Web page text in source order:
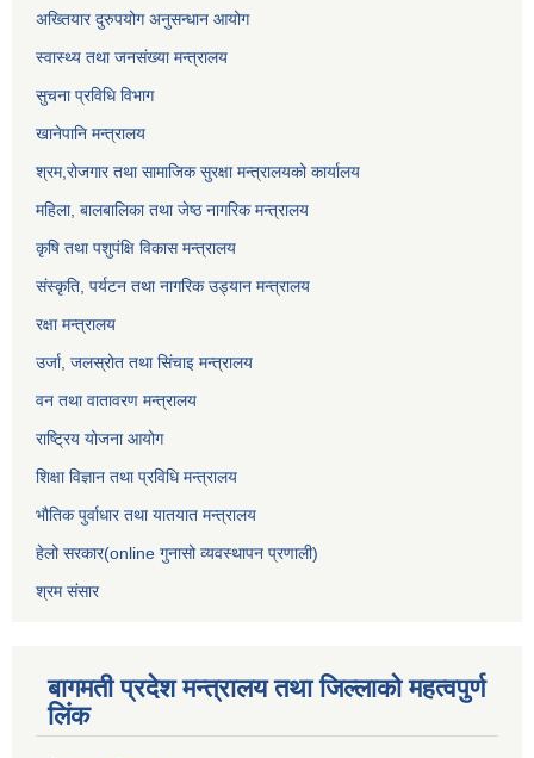
अख्तियार दुरुपयोग अनुसन्धान आयोग
स्वास्थ्य तथा जनसंख्या मन्त्रालय
सुचना प्रविधि विभाग
खानेपानि मन्त्रालय
श्रम,रोजगार तथा सामाजिक सुरक्षा मन्त्रालयको कार्यालय
महिला, बालबालिका तथा जेष्ठ नागरिक मन्त्रालय
कृषि तथा पशुपंक्षि विकास मन्त्रालय
संस्कृति, पर्यटन तथा नागरिक उड्‍यान मन्त्रालय
रक्षा मन्त्रालय
उर्जा, जलस्रोत तथा सिंचाइ मन्त्रालय
वन तथा वातावरण मन्त्रालय
राष्ट्रिय योजना आयोग
शिक्षा विज्ञान तथा प्रविधि मन्त्रालय
भौतिक पुर्वाधार तथा यातयात मन्त्रालय
हेलो सरकार(online गुनासो व्यवस्थापन प्रणाली)
श्रम संसार
बागमती प्रदेश मन्त्रालय तथा जिल्लाको महत्वपुर्ण
लिंक